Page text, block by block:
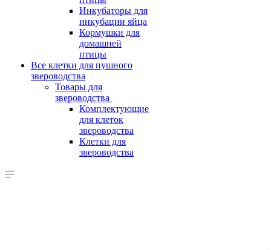
Инкубаторы для
инкубации яйца
Кормушки для
домашней
птицы
Все клетки для пушного
звероводства
Товары для
звероводства
Комплектующие
для клеток
звероводства
Клетки для
звероводства